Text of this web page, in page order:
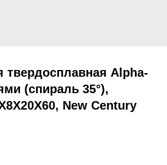
твердосплавная Alpha-
(спираль 35°),
New Century